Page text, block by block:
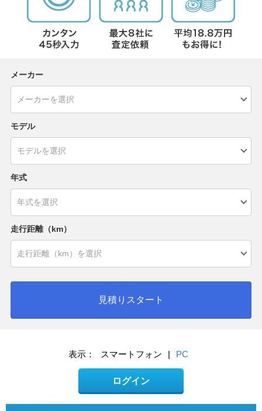
メーカー
モデル
年式
走行距離（km）
見積りスタート
表示： スマートフォン | PC
ログイン